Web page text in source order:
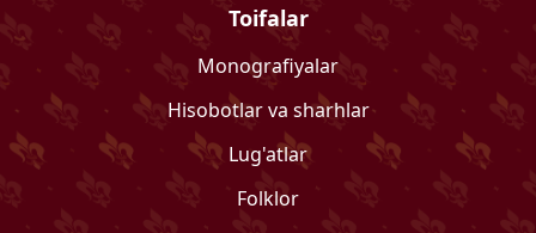
Toifalar
Monografiyalar
Hisobotlar va sharhlar
Lug'atlar
Folklor